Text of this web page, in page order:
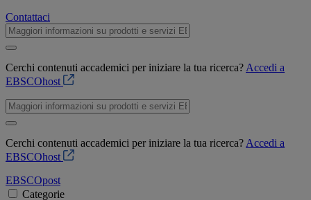
Contattaci
Cerchi contenuti accademici per iniziare la tua ricerca? Accedi a
EBSCOhost
Cerchi contenuti accademici per iniziare la tua ricerca? Accedi a
EBSCOhost
EBSCOpost
Categorie